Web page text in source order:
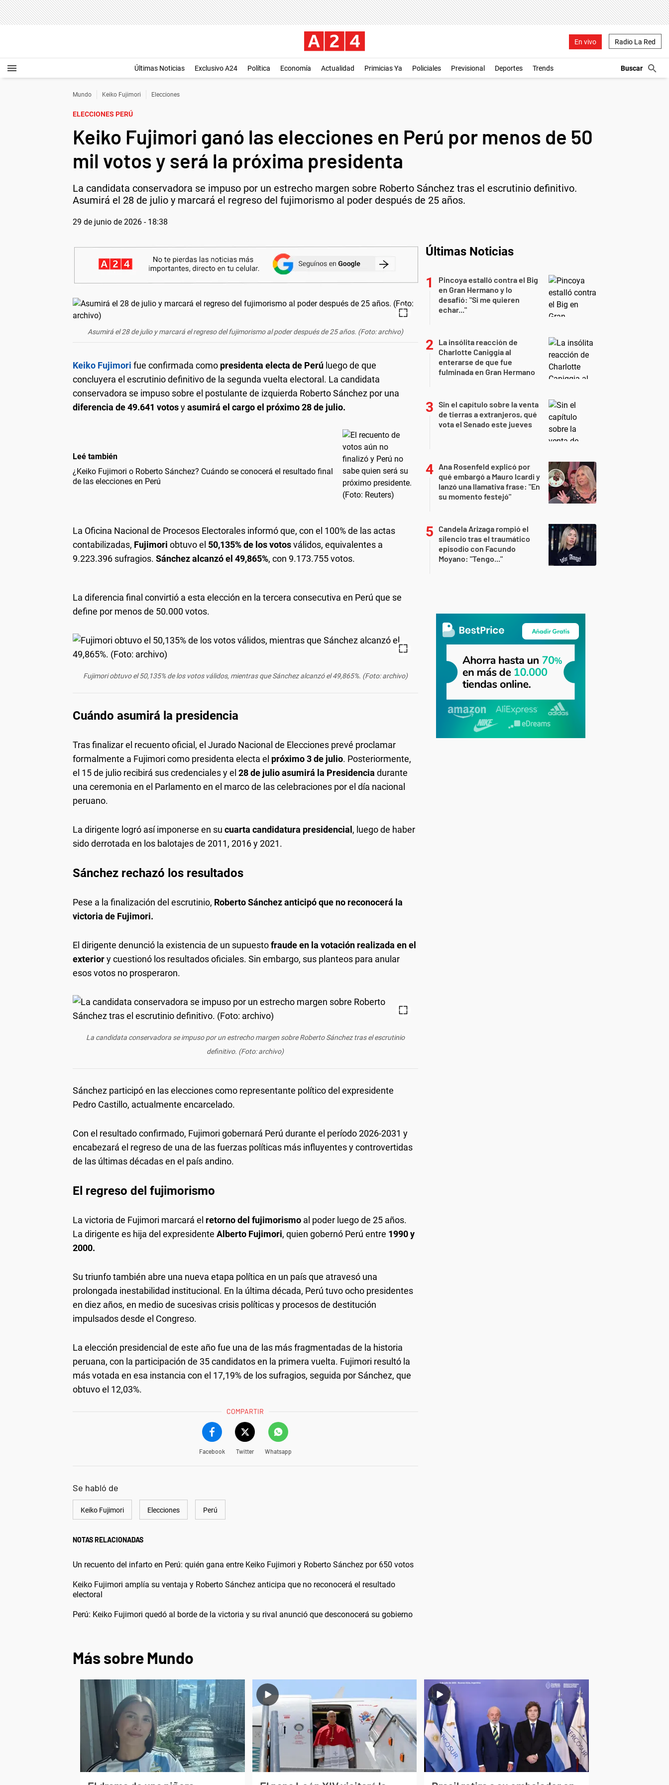
En vivo Radio La Red
Últimas Noticias Exclusivo A24 Política Economía Actualidad Primicias Ya Policiales Previsional Deportes Trends
Mundo Keiko Fujimori Elecciones
ELECCIONES PERÚ
Keiko Fujimori ganó las elecciones en Perú por menos de 50
mil votos y será la próxima presidenta
La candidata conservadora se impuso por un estrecho margen sobre Roberto Sánchez tras el escrutinio definitivo.
Asumirá el 28 de julio y marcará el regreso del fujimorismo al poder después de 25 años.
29 de junio de 2026 - 18:38
Asumirá el 28 de julio y marcará el regreso del fujimorismo al poder después de 25 años. (Foto: archivo)
Keiko Fujimori fue confirmada como presidenta electa de Perú luego de que
concluyera el escrutinio definitivo de la segunda vuelta electoral. La candidata
conservadora se impuso sobre el postulante de izquierda Roberto Sánchez por una
diferencia de 49.641 votosyasumirá el cargo el próximo 28 de julio.
Leé también
¿Keiko Fujimori o Roberto Sánchez? Cuándo se conocerá el resultado final
de las elecciones en Perú
La Oficina Nacional de Procesos Electorales informó que, con el 100% de las actas
contabilizadas, Fujimori obtuvo el 50,135% de los votosválidos, equivalentes a
9.223.396 sufragios. Sánchez alcanzó el 49,865%, con 9.173.755 votos.
La diferencia final convirtió a esta elección en la tercera consecutiva en Perú que se
define por menos de 50.000 votos.
Fujimori obtuvo el 50,135% de los votos válidos, mientras que Sánchez alcanzó el 49,865%. (Foto: archivo)
Cuándo asumirá la presidencia
Tras finalizar el recuento oficial, el Jurado Nacional de Elecciones prevé proclamar
formalmente a Fujimori como presidenta electa el próximo 3 de julio. Posteriormente,
el 15 de julio recibirá sus credenciales y el 28 de julio asumirá la Presidencia durante
una ceremonia en el Parlamento en el marco de las celebraciones por el día nacional
peruano.
La dirigente logró así imponerse en su cuarta candidatura presidencial , luego de haber
sido derrotada en los balotajes de 2011, 2016 y 2021.
Sánchez rechazó los resultados
Pese a la finalización del escrutinio, Roberto Sánchez anticipó que no reconocerá la
victoria de Fujimori.
El dirigente denunció la existencia de un supuestofraude en la votación realizada en el
exteriory cuestionó los resultados oficiales. Sin embargo, sus planteos para anular
esos votos no prosperaron.
La candidata conservadora se impuso por un estrecho margen sobre Roberto Sánchez tras el escrutinio
definitivo. (Foto: archivo)
Sánchez participó en las elecciones como representante político del expresidente
Pedro Castillo, actualmente encarcelado.
Con el resultado confirmado, Fujimori gobernará Perú durante el período 2026-2031 y
encabezará el regreso de una de las fuerzas políticas más influyentes y controvertidas
de las últimas décadas en el país andino.
El regreso del fujimorismo
La victoria de Fujimori marcará el retorno del fujimorismo al poder luego de 25 años.
La dirigente es hija del expresidente Alberto Fujimori, quien gobernó Perú entre 1990 y
2000.
Su triunfo también abre una nueva etapa política en un país que atravesó una
prolongada inestabilidad institucional. En la última década, Perú tuvo ocho presidentes
en diez años, en medio de sucesivas crisis políticas y procesos de destitución
impulsados desde el Congreso.
La elección presidencial de este año fue una de las más fragmentadas de la historia
peruana, con la participación de 35 candidatos en la primera vuelta. Fujimori resultó la
más votada en esa instancia con el 17,19% de los sufragios, seguida por Sánchez, que
obtuvo el 12,03%.
COMPARTIR
Facebook Twitter Whatsapp
Se habló de
Keiko Fujimori Elecciones Perú
NOTAS RELACIONADAS
Un recuento del infarto en Perú: quién gana entre Keiko Fujimori y Roberto Sánchez por 650 votos
Keiko Fujimori amplía su ventaja y Roberto Sánchez anticipa que no reconocerá el resultado
electoral
Perú: Keiko Fujimori quedó al borde de la victoria y su rival anunció que desconocerá su gobierno
Últimas Noticias
Pincoya estalló contra el Big
en Gran Hermano y lo
desafió: "Si me quieren
echar..."
La insólita reacción de
Charlotte Caniggia al
enterarse de que fue
fulminada en Gran Hermano
Sin el capítulo sobre la venta
de tierras a extranjeros, qué
vota el Senado este jueves
Ana Rosenfeld explicó por
qué embargó a Mauro Icardi y
lanzó una llamativa frase: "En
su momento festejó"
Candela Arizaga rompió el
silencio tras el traumático
episodio con Facundo
Moyano: "Tengo..."
Más sobre Mundo